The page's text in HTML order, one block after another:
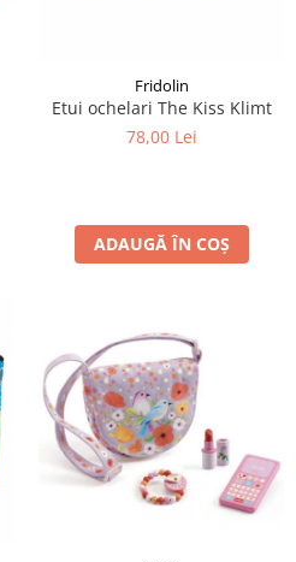
Fridolin
Etui ochelari The Kiss Klimt
78,00 Lei
ADAUGĂ ÎN COȘ